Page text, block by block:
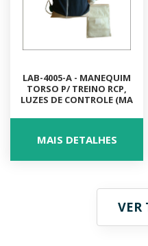
LAB-4005-A - MANEQUIM
TORSO P/ TREINO RCP,
LUZES DE CONTROLE (MA
MAIS DETALHES
VER